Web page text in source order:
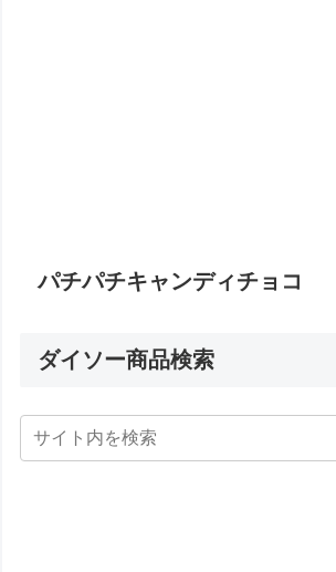
パチパチキャンディチョコ
ダイソー商品検索